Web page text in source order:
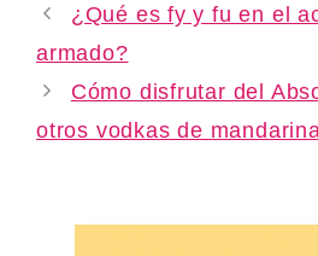
¿Qué es fy y fu en el
armado?
Cómo disfrutar del
otros vodkas de